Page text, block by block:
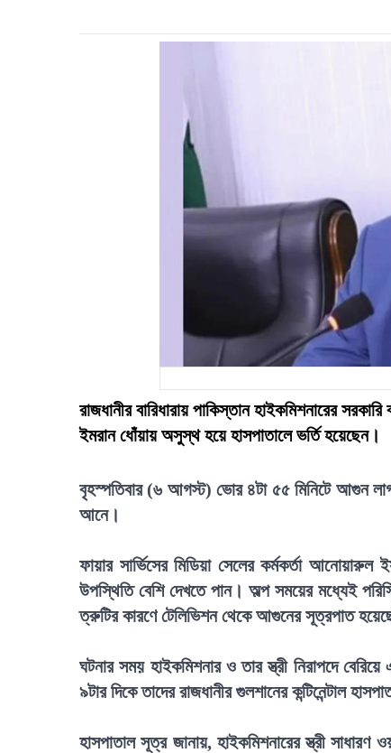
রাজধানীর বারিধারায় পাকিস্তান হাইকমিশনারের
ইমরান ধোঁয়ায় অসুস্থ হয়ে হাসপাতালে ভর্তি হয়েছেন।
বৃহস্পতিবার (৬ আগস্ট) ভোর ৪টা ৫৫ মিনিটে আগুন
আনে।
ফায়ার সার্ভিসের মিডিয়া সেলের কর্মকর্তা
উপস্থিতি বেশি দেখতে পান। অল্প সময়ের মধ্যেই
ত্রুটির কারণে টেলিভিশন থেকে আগুনের সূত্রপাত
ঘটনার সময় হাইকমিশনার ও তার স্ত্রী নিরাপদে
৯টার দিকে তাদের রাজধানীর গুলশানের কন্টিনেন্টাল
হাসপাতাল সূত্র জানায়, হাইকমিশনারের স্ত্রী সাধারণ